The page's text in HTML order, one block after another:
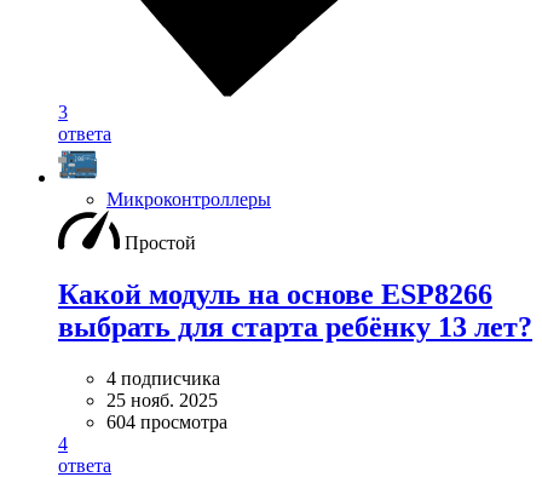
3
ответа
Микроконтроллеры
Простой
Какой модуль на основе ESP8266
выбрать для старта ребёнку 13 лет?
4 подписчика
25 нояб. 2025
604 просмотра
4
ответа